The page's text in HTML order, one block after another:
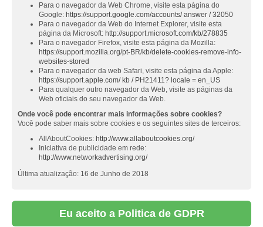
Para o navegador da Web Chrome, visite esta página do
Google: https://support.google.com/accounts/ answer / 32050
Para o navegador da Web do Internet Explorer, visite esta
página da Microsoft: http://support.microsoft.com/kb/278835
Para o navegador Firefox, visite esta página da Mozilla:
https://support.mozilla.org/pt-BR/kb/delete-cookies-remove-info-
websites-stored
Para o navegador da web Safari, visite esta página da Apple:
https://support.apple.com/ kb / PH21411? locale = en_US
Para qualquer outro navegador da Web, visite as páginas da
Web oficiais do seu navegador da Web.
Onde você pode encontrar mais informações sobre cookies?
Você pode saber mais sobre cookies e os seguintes sites de terceiros:
AllAboutCookies: http://www.allaboutcookies.org/
Iniciativa de publicidade em rede:
http://www.networkadvertising.org/
Última atualização: 16 de Junho de 2018